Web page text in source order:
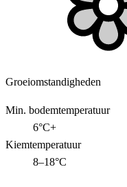
Groeiomstandigheden
Min. bodemtemperatuur
6°C+
Kiemtemperatuur
8–18°C